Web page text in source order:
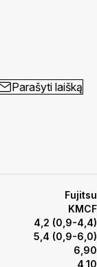
Parašyti laišką
Fujitsu
KMCF
4,2 (0,9-4,4)
5,4 (0,9-6,0)
6,90
4,10